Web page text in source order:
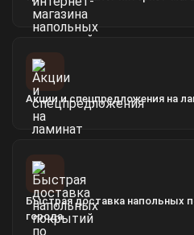
Акции и спецпредложения на
Быстрая доставка напольных
города